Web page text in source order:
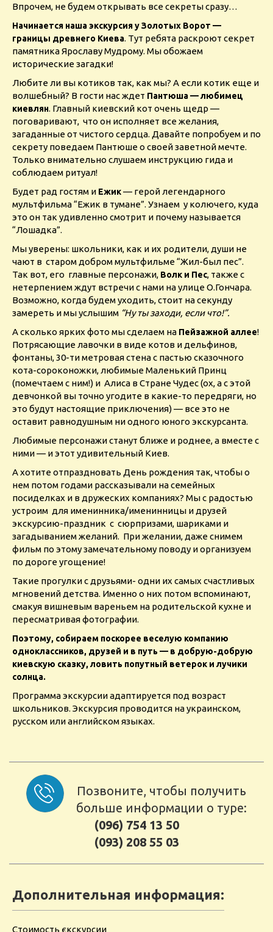
Впрочем, не будем открывать все секреты сразу…
Начинается наша экскурсия у Золотых Ворот —
границы древнего Киева. Тут ребята раскроют секрет
памятника Ярославу Мудрому. Мы обожаем
исторические загадки!
Любите ли вы котиков так, как мы? А если котик еще и
волшебный? В гости нас ждет Пантюша — любимец
киевлян. Главный киевский кот очень щедр —
поговаривают, что он исполняет все желания,
загаданные от чистого сердца. Давайте попробуем и по
секрету поведаем Пантюше о своей заветной мечте.
Только внимательно слушаем инструкцию гида и
соблюдаем ритуал!
Будет рад гостям и Ежик— герой легендарного
мультфильма “Ежик в тумане”. Узнаем у колючего, куда
это он так удивленно смотрит и почему называется
“Лошадка”.
Мы уверены: школьники, как и их родители, души не
чают в старом добром мультфильме “Жил-был пес”.
Так вот, его главные персонажи, Волк и Пес, также с
нетерпением ждут встречи с нами на улице О.Гончара.
Возможно, когда будем уходить, стоит на секунду
замереть и мы услышим “Ну ты заходи, если что!”.
А сколько ярких фото мы сделаем на Пейзажной аллее!
Потрясающие лавочки в виде котов и дельфинов,
фонтаны, 30-ти метровая стена с пастью сказочного
кота-сороконожки, любимые Маленький Принц
(помечтаем с ним!) и Алиса в Стране Чудес (ох, а с этой
девчонкой вы точно угодите в какие-то передряги, но
это будут настоящие приключения) — все это не
оставит равнодушным ни одного юного экскурсанта.
Любимые персонажи станут ближе и роднее, а вместе с
ними — и этот удивительный Киев.
А хотите отпраздновать День рождения так, чтобы о
нем потом годами рассказывали на семейных
посиделках и в дружеских компаниях? Мы с радостью
устроим для именинника/именинницы и друзей
экскурсию-праздник с сюрпризами, шариками и
загадыванием желаний. При желании, даже снимем
фильм по этому замечательному поводу и организуем
по дороге угощение!
Такие прогулки с друзьями- одни их самых счастливых
мгновений детства. Именно о них потом вспоминают,
смакуя вишневым вареньем на родительской кухне и
пересматривая фотографии.
Поэтому, собираем поскорее веселую компанию
одноклассников, друзей и в путь — в добрую-добрую
киевскую сказку, ловить попутный ветерок и лучики
солнца.
Программа экскурсии адаптируется под возраст
школьников. Экскурсия проводится на украинском,
русском или английском языках.
Позвоните, чтобы получить
больше информации о туре:
(096) 754 13 50
(093) 208 55 03
Дополнительная информация:
Стоимость єкскурсии